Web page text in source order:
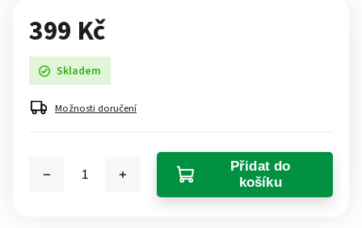
399 Kč
Skladem
Možnosti doručení
Přidat do
košíku